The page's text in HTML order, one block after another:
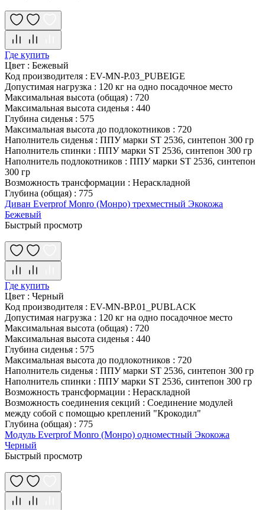
Где купить
Цвет : Бежевый
Код производителя : EV-MN-P.03_PUBEIGE
Допустимая нагрузка : 120 кг на одно посадочное место
Максимальная высота (общая) : 720
Максимальная высота сиденья : 440
Глубина сиденья : 575
Максимальная высота до подлокотников : 720
Наполнитель сиденья : ППУ марки ST 2536, синтепон 300 гр
Наполнитель спинки : ППУ марки ST 2536, синтепон 300 гр
Наполнитель подлокотников : ППУ марки ST 2536, синтепон
300 гр
Возможность трансформации : Нераскладной
Глубина (общая) : 775
Диван Everprof Monro (Монро) трехместный Экокожа
Бежевый
Быстрый просмотр
Где купить
Цвет : Черный
Код производителя : EV-MN-BP.01_PUBLACK
Допустимая нагрузка : 120 кг на одно посадочное место
Максимальная высота (общая) : 720
Максимальная высота сиденья : 440
Глубина сиденья : 575
Максимальная высота до подлокотников : 720
Наполнитель сиденья : ППУ марки ST 2536, синтепон 300 гр
Наполнитель спинки : ППУ марки ST 2536, синтепон 300 гр
Возможность трансформации : Нераскладной
Возможность соединения секций : Соединение модулей
между собой с помощью креплений "Крокодил"
Глубина (общая) : 775
Модуль Everprof Monro (Монро) одноместный Экокожа
Черный
Быстрый просмотр